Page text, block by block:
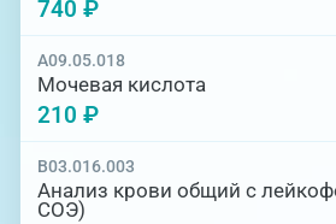
740 ₽
A09.05.018
Мочевая кислота
210 ₽
B03.016.003
Анализ крови общий с
СОЭ)